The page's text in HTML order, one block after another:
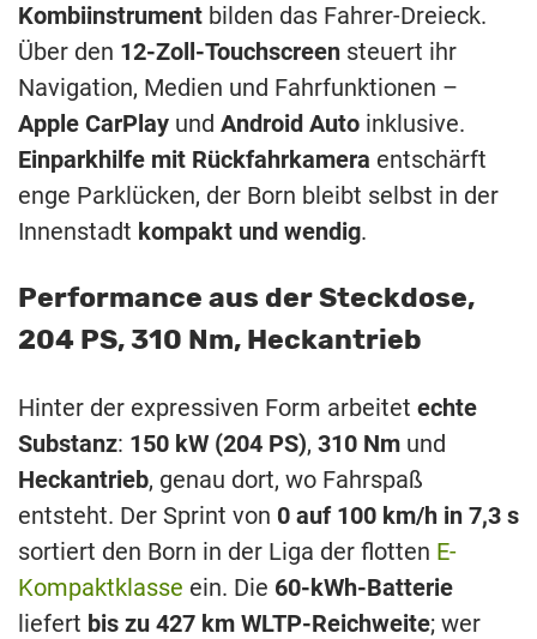
Kombiinstrument bilden das Fahrer-Dreieck.
Über den 12-Zoll-Touchscreen steuert ihr
Navigation, Medien und Fahrfunktionen –
Apple CarPlay und Android Auto inklusive.
Einparkhilfe mit Rückfahrkamera entschärft
enge Parklücken, der Born bleibt selbst in der
Innenstadt kompakt und wendig.
Performance aus der Steckdose,
204 PS, 310 Nm, Heckantrieb
Hinter der expressiven Form arbeitet echte
Substanz: 150 kW (204 PS), 310 Nm und
Heckantrieb, genau dort, wo Fahrspaß
entsteht. Der Sprint von 0 auf 100 km/h in 7,3 s
sortiert den Born in der Liga der flotten E-
Kompaktklasse ein. Die 60-kWh-Batterie
liefert bis zu 427 km WLTP-Reichweite; wer